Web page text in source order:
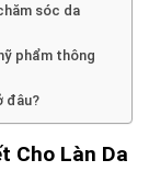
sóc da
phẩm thông
đâu?
Cho Làn Da